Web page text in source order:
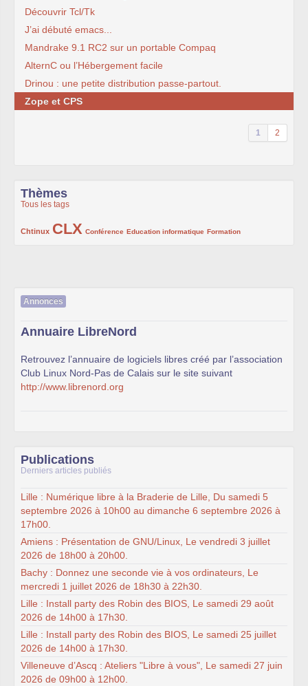
Découvrir Tcl/Tk
J’ai débuté emacs...
Mandrake 9.1 RC2 sur un portable Compaq
AlternC ou l’Hébergement facile
Drinou : une petite distribution passe-partout.
Zope et CPS
1 2
Thèmes
Tous les tags
Chtinux
222/1002CLX
1002/1002 Conférence
132/1002 Education informatique
119/1002 Formation
168/1002
Annonces
Annuaire LibreNord
Retrouvez l’annuaire de logiciels libres créé par l’association
Club Linux Nord-Pas de Calais sur le site suivant
http://www.librenord.org
Publications
Derniers articles publiés
Lille : Numérique libre à la Braderie de Lille, Du samedi 5
septembre 2026 à 10h00 au dimanche 6 septembre 2026 à
17h00.
Amiens : Présentation de GNU/Linux, Le vendredi 3 juillet
2026 de 18h00 à 20h00.
Bachy : Donnez une seconde vie à vos ordinateurs, Le
mercredi 1 juillet 2026 de 18h30 à 22h30.
Lille : Install party des Robin des BIOS, Le samedi 29 août
2026 de 14h00 à 17h30.
Lille : Install party des Robin des BIOS, Le samedi 25 juillet
2026 de 14h00 à 17h30.
Villeneuve d’Ascq : Ateliers "Libre à vous", Le samedi 27 juin
2026 de 09h00 à 12h00.